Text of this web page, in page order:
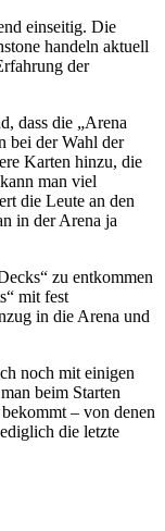
einseitig. Die
handeln aktuell
der
dass die „Arena
bei der Wahl der
Karten hinzu, die
man viel
die Leute an den
in der Arena ja
zu entkommen
mit fest
in die Arena und
noch mit einigen
beim Starten
– von denen
die letzte